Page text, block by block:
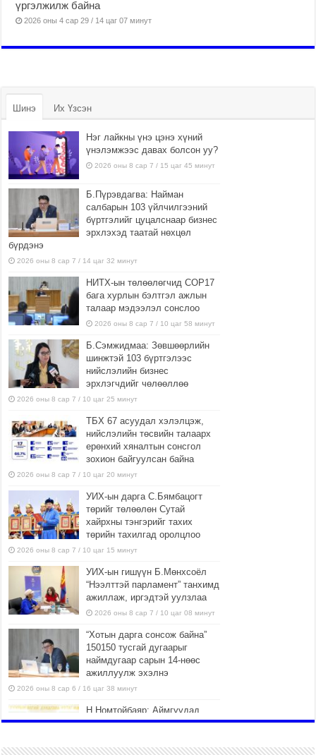
үргэлжилж байна
2026 оны 4 сар 29 / 14 цаг 07 минут
Шинэ Их Үзсэн
Нэг лайкны үнэ цэнэ хүний
үнэлэмжээс давах болсон уу?
2026 оны 8 сар 7 / 15 цаг 45 минут
Б.Пүрэвдагва: Найман
салбарын 103 үйлчилгээний
бүртгэлийг цуцалснаар бизнес
эрхлэхэд таатай нөхцөл
бүрдэнэ
2026 оны 8 сар 7 / 14 цаг 32 минут
НИТХ-ын төлөөлөгчид COP17
бага хурлын бэлтгэл ажлын
талаар мэдээлэл сонслоо
2026 оны 8 сар 7 / 10 цаг 58 минут
Б.Сэмжидмаа: Зөвшөөрлийн
шинжтэй 103 бүртгэлээс
нийслэлийн бизнес
эрхлэгчдийг чөлөөллөө
2026 оны 8 сар 7 / 10 цаг 25 минут
ТБХ 67 асуудал хэлэлцэж,
нийслэлийн төсвийн талаарх
ерөнхий хяналтын сонсгол
зохион байгуулсан байна
2026 оны 8 сар 7 / 10 цаг 20 минут
УИХ-ын дарга С.Бямбацогт
төрийг төлөөлөн Сутай
хайрхны тэнгэрийг тахих
төрийн тахилгад оролцлоо
2026 оны 8 сар 7 / 10 цаг 15 минут
УИХ-ын гишүүн Б.Мөнхсоёл
“Нээлттэй парламент” танхимд
ажиллаж, иргэдтэй уулзлаа
2026 оны 8 сар 7 / 10 цаг 08 минут
“Хотын дарга сонсож байна”
150150 тусгай дугаарыг
наймдугаар сарын 14-нөөс
ажиллуулж эхэлнэ
2026 оны 8 сар 6 / 16 цаг 38 минут
Н.Номтойбаяр: Аймгуудад
тулгамдаж буй асуудлуудыг
газрын хуралдаанд